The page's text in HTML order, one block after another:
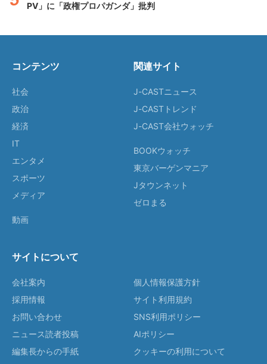
PV」に「政権プロパガンダ」批判
コンテンツ
社会
政治
経済
IT
エンタメ
スポーツ
メディア
動画
関連サイト
J-CASTニュース
J-CASTトレンド
J-CAST会社ウォッチ
BOOKウォッチ
東京バーゲンマニア
Jタウンネット
ゼロまる
サイトについて
会社案内
採用情報
お問い合わせ
ニュース読者投稿
編集長からの手紙
個人情報保護方針
サイト利用規約
SNS利用ポリシー
AIポリシー
クッキーの利用について